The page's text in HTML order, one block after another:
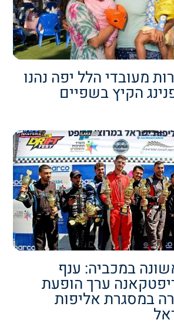
מעובדי הלל יפה נהנו
הקיץ בשפיים
במכביה: ענף
ערך הופעת
במסגרת אליפות